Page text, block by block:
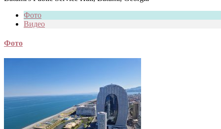
Фото
Видео
Фото